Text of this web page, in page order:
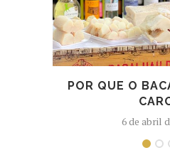
POR QUE O
6 de abril